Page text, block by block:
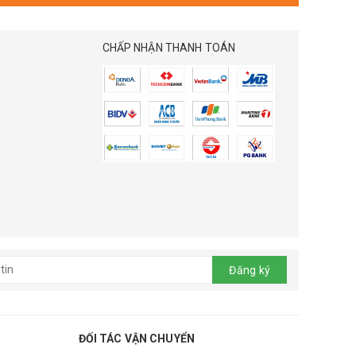
CHẤP NHẬN THANH TOÁN
Đăng ký
ĐỐI TÁC VẬN CHUYỂN